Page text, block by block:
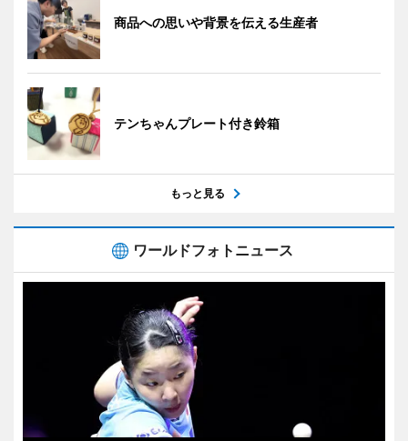
商品への思いや背景を伝える生産者
テンちゃんプレート付き鈴箱
もっと見る
ワールドフォトニュース